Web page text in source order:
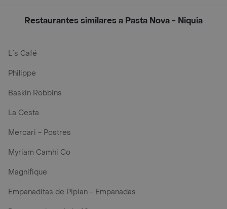
Restaurantes similares a Pasta Nova - Niquia
L´s Café
Philippe
Baskin Robbins
La Cesta
Mercari - Postres
Myriam Camhi Co
Magnifique
Empanaditas de Pipian - Empanadas